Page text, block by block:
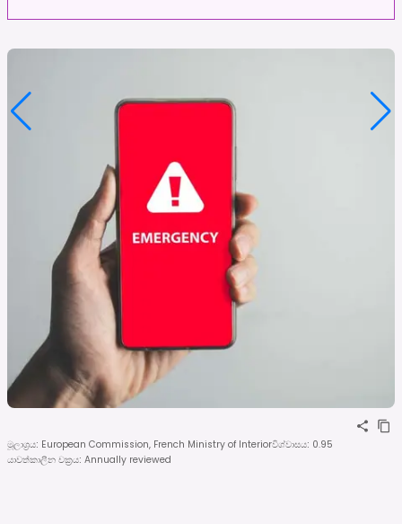
මූලාශ්‍රය: European Commission, French Ministry of Interiorවිශ්වාසය: 0.95
යාවත්කාලීන චක්‍රය: Annually reviewed